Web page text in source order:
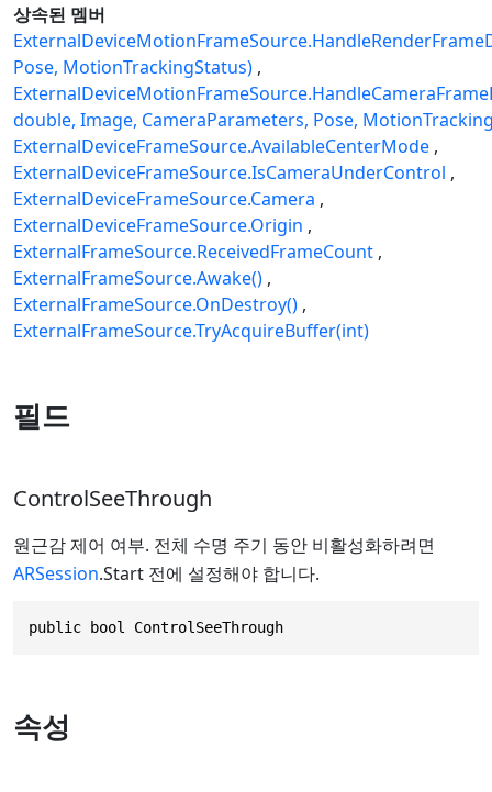
상속된 멤버
Pose, MotionTrackingStatus)
double, Image, CameraParameters, Pose,
ExternalDeviceFrameSource.AvailableCenterMode
ExternalDeviceFrameSource.IsCameraUnderControl
ExternalDeviceFrameSource.Camera
ExternalDeviceFrameSource.Origin
ExternalFrameSource.ReceivedFrameCount
ExternalFrameSource.Awake()
ExternalFrameSource.OnDestroy()
ExternalFrameSource.TryAcquireBuffer(int)
필드
ControlSeeThrough
원근감 제어 여부. 전체 수명 주기 동안 비활성화하려면
ARSession.Start 전에 설정해야 합니다.
public bool ControlSeeThrough
속성